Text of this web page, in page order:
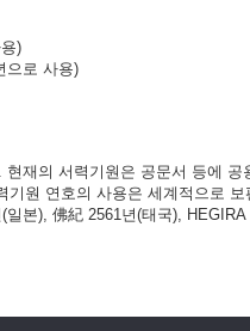
)
으로 사용)
재의 서력기원은 공문서 등에
원 연호의 사용은 세계적으로
본), 佛紀 2561년(태국),